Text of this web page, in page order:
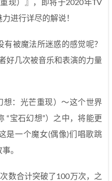
现）』，即将于2020年TV
进行详尽的解说！
被魔法所迷惑的感觉呢？
好几次被音乐和表演的力量
想：光芒重现）～这个世界
“宝石幻想”）之中，将能更
是一个魔女(偶像)们唱歌跳
。
数合计突破了100万次，之